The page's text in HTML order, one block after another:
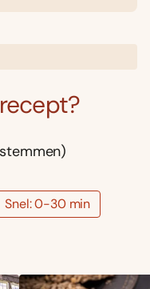
Snel: 0-30 min